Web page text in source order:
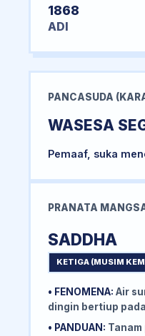
1868
ADI
PANCASUDA
WASESA
Pemaaf, suka
PRANATA
SADDHA
KETIGA (MUSIM
• FENOMENA: Air
dingin bertiup
• PANDUAN: